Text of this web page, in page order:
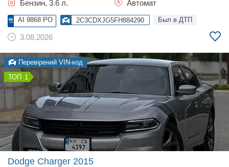
Бензин, 3.6 л.
Автомат
AI 9868 PO 2C3CDXJG5FH884290 Был в ДТП
3.08.2026
Перевірений VIN-код
1
Dodge Charger 2015